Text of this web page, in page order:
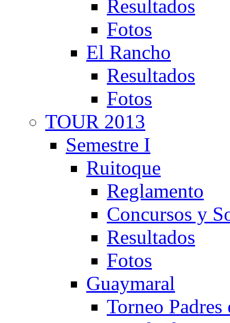
Resultados
Fotos
El Rancho
Resultados
Fotos
TOUR 2013
Semestre I
Ruitoque
Reglamento
Concursos y
Resultados
Fotos
Guaymaral
Torneo